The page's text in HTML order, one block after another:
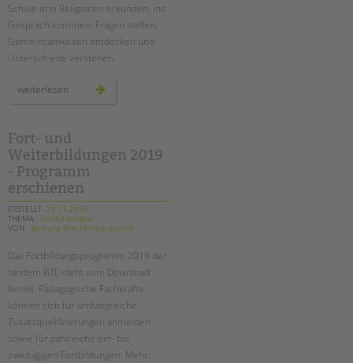
Schule drei Religionen erkunden, ins
Gespräch kommen, Fragen stellen,
Gemeinsamkeiten entdecken und
Unterschiede verstehen.
weiterlesen
religionen
ein
projekt
an
der
ludwig-
cauer-
grundschule
Fort- und
Weiterbildungen 2019
- Programm
erschienen
ERSTELLT 21.11.2018
THEMA
Fortbildungen
VON
Barbara Brecht-Hadraschek
Das Fortbildungsprogramm 2019 der
tandem BTL steht zum Download
bereit. Pädagogische Fachkräfte
können sich für umfangreiche
Zusatzqualifizierungen anmelden
sowie für zahlreiche ein- bis
zweitägigen Fortbildungen. Mehr